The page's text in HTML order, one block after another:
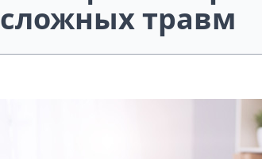
сложных травм